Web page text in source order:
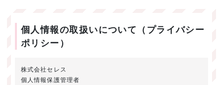
個人情報の取扱いについて（プライバシー
ポリシー）
株式会社セレス
個人情報保護管理者